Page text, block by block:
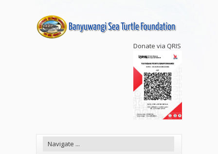
Donate via QRIS